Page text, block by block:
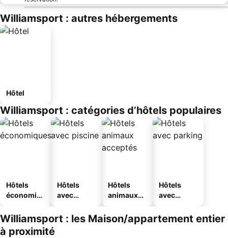
Williamsport : autres hébergements
Hôtel
Williamsport : catégories d’hôtels populaires
Hôtels
économiq
Hôtels
avec
Hôtels
animaux
Hôtels
avec
Williamsport : les Maison/appartement entier
à proximité